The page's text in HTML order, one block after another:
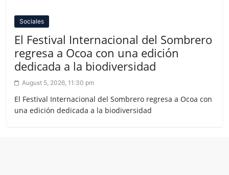
Sociales
El Festival Internacional del Sombrero
regresa a Ocoa con una edición
dedicada a la biodiversidad
August 5, 2026, 11:30 pm
El Festival Internacional del Sombrero regresa a Ocoa con
una edición dedicada a la biodiversidad